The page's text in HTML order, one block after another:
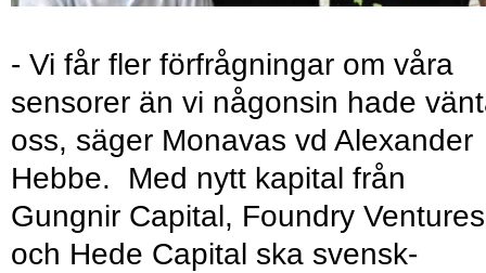
- Vi får fler förfrågningar om våra
sensorer än vi någonsin hade
oss, säger Monavas vd Alexander
Hebbe. Med nytt kapital från
Gungnir Capital, Foundry Ventures
och Hede Capital ska svensk-